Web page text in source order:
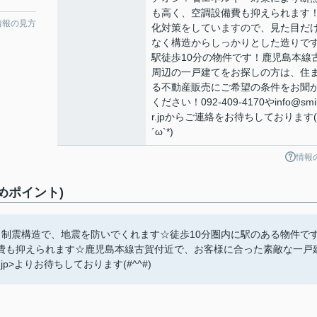
報の見方
も高く、空調設備費も抑えられます
化対策をしていますので、見た目だ
なく構造からしっかりとした造りで
駅徒歩10分の物件です！鹿児島本線
周辺の一戸建てをお探しの方は、住
る不動産販売にご希望の条件をお聞
ください！092-409-4170や
r.jpからご連絡をお待ちしております
´ω`*)
情報
ポイント)
震構造で、地震を防いでくれます☆徒歩10分圏内に駅のある物件で
抑えられます☆鹿児島本線古賀付近で、お客様に合った素敵な一戸
よりお待ちしております(#^^#)